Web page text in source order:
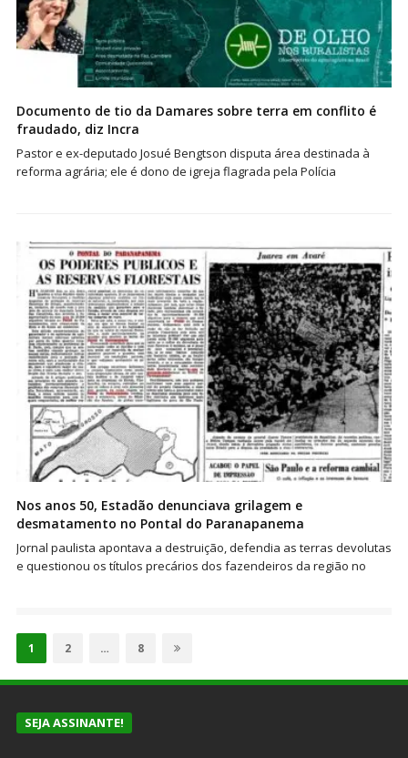
Documento de tio da Damares sobre terra em conflito é
fraudado, diz Incra
Pastor e ex-deputado Josué Bengtson disputa área destinada à
reforma agrária; ele é dono de igreja flagrada pela Polícia
Nos anos 50, Estadão denunciava grilagem e
desmatamento no Pontal do Paranapanema
Jornal paulista apontava a destruição, defendia as terras devolutas
e questionou os títulos precários dos fazendeiros da região no
de
posts
Page
1 Page
2 … Page
8
SEJA ASSINANTE!